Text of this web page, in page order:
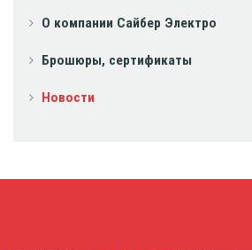
О компании Сайбер Электро
Брошюры, сертификаты
Новости